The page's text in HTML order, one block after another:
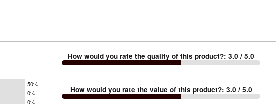
50%
0%
0%
How would you rate the quality of this product?:3.0 / 5.0
How would you rate the value of this product?: 3.0 / 5.0